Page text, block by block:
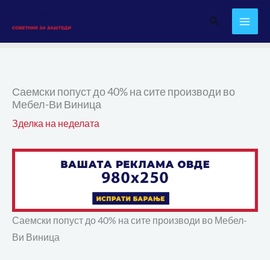
content
Search
Саемски попуст до 40% на сите производи во
Мебел-Ви Виница
Зделка на неделата
Саемски попуст до 40% на сите производи во Мебел-
Ви Виница